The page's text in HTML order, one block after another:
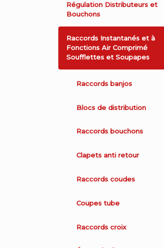
Régulation Distributeurs et
Bouchons
Raccords Instantanés et à
Fonctions Air Comprimé
Soufflettes et Soupapes
Raccords banjos
Blocs de distribution
Raccords bouchons
Clapets anti retour
Raccords coudes
Coupes tube
Raccords croix